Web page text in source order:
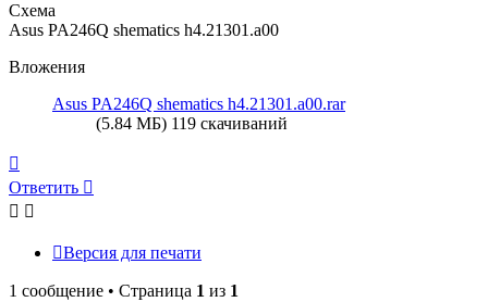
Схема
Asus PA246Q shematics h4.21301.a00
Вложения
Asus PA246Q shematics h4.21301.a00.rar
(5.84 МБ) 119 скачиваний
к
началу
Ответить
Ответить
Версия для печати
1 сообщение • Страница 1 из 1